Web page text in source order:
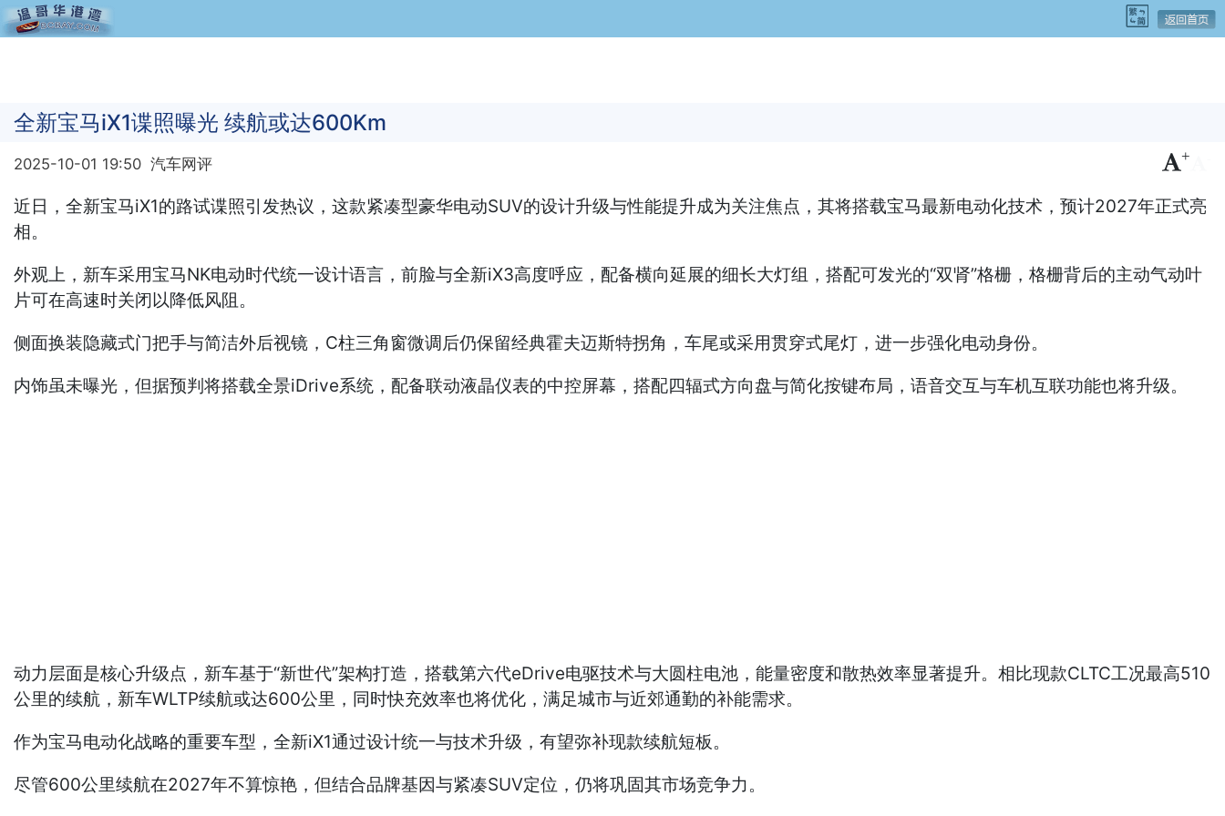
全新宝马iX1谍照曝光 续航或达600Km
2025-10-01 19:50 汽车网评 +
近日，全新宝马iX1的路试谍照引发热议，这款紧凑型豪华电动SUV的设计升级与性能提升成为关注焦点，其将搭载宝马最新电动化技术，预计2027年正式亮
相。
外观上，新车采用宝马NK电动时代统一设计语言，前脸与全新iX3高度呼应，配备横向延展的细长大灯组，搭配可发光的“双肾”格栅，格栅背后的主动气动叶
片可在高速时关闭以降低风阻。
侧面换装隐藏式门把手与简洁外后视镜，C柱三角窗微调后仍保留经典霍夫迈斯特拐角，车尾或采用贯穿式尾灯，进一步强化电动身份。
内饰虽未曝光，但据预判将搭载全景iDrive系统，配备联动液晶仪表的中控屏幕，搭配四辐式方向盘与简化按键布局，语音交互与车机互联功能也将升级。
动力层面是核心升级点，新车基于“新世代”架构打造，搭载第六代eDrive电驱技术与大圆柱电池，能量密度和散热效率显著提升。相比现款CLTC工况最高510
公里的续航，新车WLTP续航或达600公里，同时快充效率也将优化，满足城市与近郊通勤的补能需求。
作为宝马电动化战略的重要车型，全新iX1通过设计统一与技术升级，有望弥补现款续航短板。
尽管600公里续航在2027年不算惊艳，但结合品牌基因与紧凑SUV定位，仍将巩固其市场竞争力。